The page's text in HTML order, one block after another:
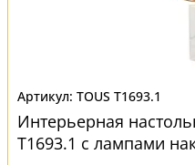
TOUS T1693.1
Интерьерная
T1693.1 с лампами